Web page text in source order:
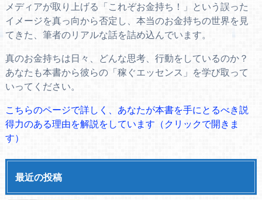
メディアが取り上げる「これぞお金持ち！」という誤った
イメージを真っ向から否定し、本当のお金持ちの世界を見
てきた、筆者のリアルな話を詰め込んでいます。
真のお金持ちは日々、どんな思考、行動をしているのか？
あなたも本書から彼らの「稼ぐエッセンス」を学び取って
いってください。
こちらのページで詳しく、あなたが本書を手にとるべき説
得力のある理由を解説をしています（クリックで開きま
す）
最近の投稿